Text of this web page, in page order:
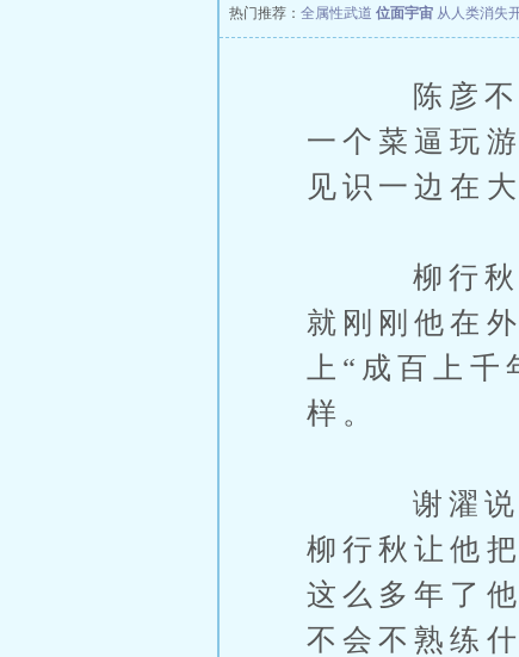
热门推荐： 全属性武道 位面宇宙 从人类消失
陈彦不知
一个菜逼玩
见识一边在
柳行秋没
就刚刚他在
上“成百上
样。
谢濯说的
柳行秋让他
这么多年了
不会不熟练